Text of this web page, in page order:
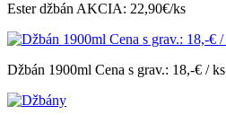
Ester džbán AKCIA: 22,90€/ks
Džbán 1900ml Cena s grav.: 18,-€ / ks